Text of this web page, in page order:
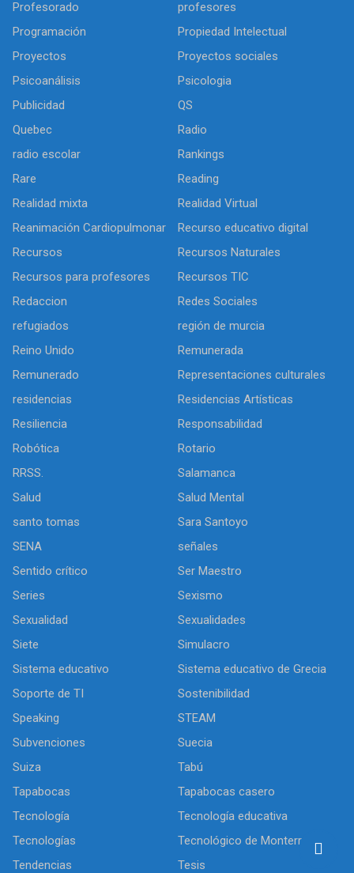
Profesorado
profesores
Programación
Propiedad Intelectual
Proyectos
Proyectos sociales
Psicoanálisis
Psicologia
Publicidad
QS
Quebec
Radio
radio escolar
Rankings
Rare
Reading
Realidad mixta
Realidad Virtual
Reanimación Cardiopulmonar
Recurso educativo digital
Recursos
Recursos Naturales
Recursos para profesores
Recursos TIC
Redaccion
Redes Sociales
refugiados
región de murcia
Reino Unido
Remunerada
Remunerado
Representaciones culturales
residencias
Residencias Artísticas
Resiliencia
Responsabilidad
Robótica
Rotario
RRSS.
Salamanca
Salud
Salud Mental
santo tomas
Sara Santoyo
SENA
señales
Sentido crítico
Ser Maestro
Series
Sexismo
Sexualidad
Sexualidades
Siete
Simulacro
Sistema educativo
Sistema educativo de Grecia
Soporte de TI
Sostenibilidad
Speaking
STEAM
Subvenciones
Suecia
Suiza
Tabú
Tapabocas
Tapabocas casero
Tecnología
Tecnología educativa
Tecnologías
Tecnológico de Monterrey
Tendencias
Tesis